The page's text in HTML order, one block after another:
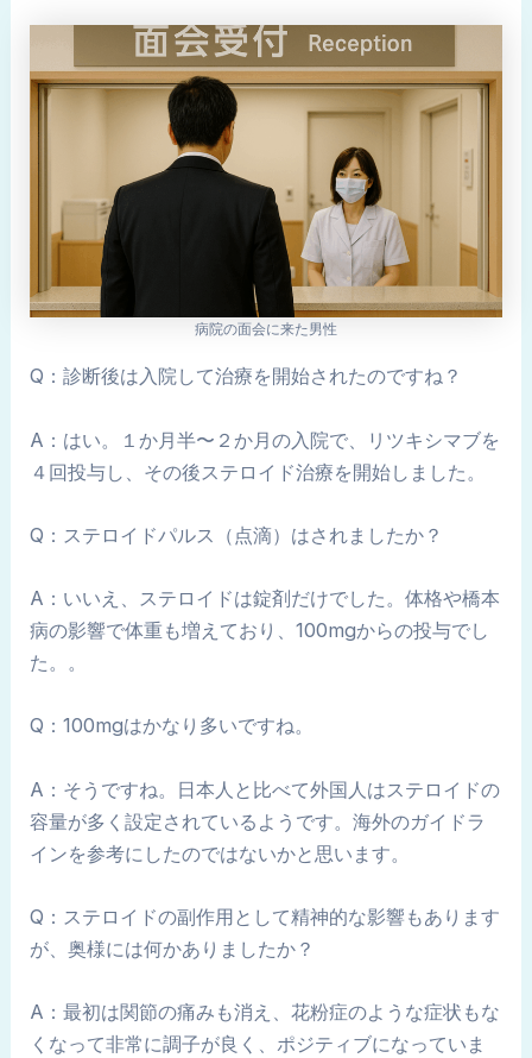
病院の面会に来た男性
Q：診断後は入院して治療を開始されたのですね？
A：はい。１か月半〜２か月の入院で、リツキシマブを
４回投与し、その後ステロイド治療を開始しました。
Q：ステロイドパルス（点滴）はされましたか？
A：いいえ、ステロイドは錠剤だけでした。体格や橋本
病の影響で体重も増えており、100mgからの投与でし
た。。
Q：100mgはかなり多いですね。
A：そうですね。日本人と比べて外国人はステロイドの
容量が多く設定されているようです。海外のガイドラ
インを参考にしたのではないかと思います。
Q：ステロイドの副作用として精神的な影響もあります
が、奥様には何かありましたか？
A：最初は関節の痛みも消え、花粉症のような症状もな
くなって非常に調子が良く、ポジティブになっていま